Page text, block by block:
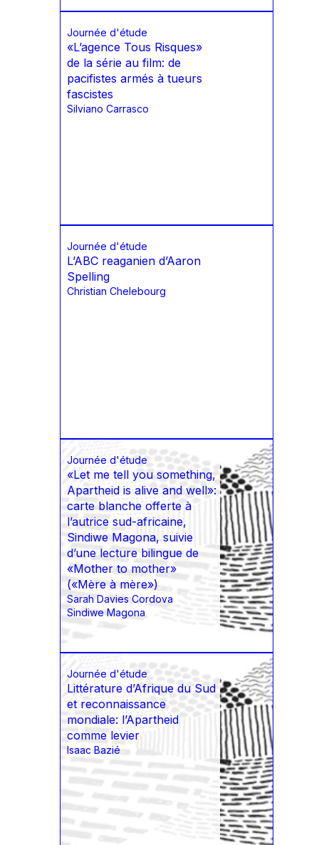
Journée d'étude
«L’agence Tous Risques»
de la série au film: de
pacifistes armés à tueurs
fascistes
Silviano Carrasco
Journée d'étude
L’ABC reaganien d’Aaron
Spelling
Christian Chelebourg
Journée d'étude
«Let me tell you something,
Apartheid is alive and well»:
carte blanche offerte à
l’autrice sud-africaine,
Sindiwe Magona, suivie
d’une lecture bilingue de
«Mother to mother»
(«Mère à mère»)
Sarah Davies Cordova
Sindiwe Magona
Journée d'étude
Littérature d’Afrique du Sud
et reconnaissance
mondiale: l’Apartheid
comme levier
Isaac Bazié